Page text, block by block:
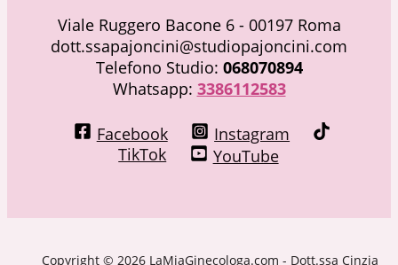
Viale Ruggero Bacone 6 - 00197 Roma
dott.ssapajoncini@studiopajoncini.com
Telefono Studio: 068070894
Whatsapp: 3386112583
Facebook
Instagram
TikTok
YouTube
Copyright © 2026 LaMiaGinecologa.com - Dott.ssa Cinzia